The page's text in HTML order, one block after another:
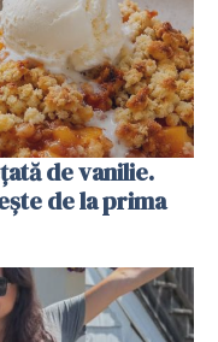
de vanilie.
de la prima